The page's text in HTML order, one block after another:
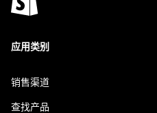
应用类别
销售渠道
查找产品